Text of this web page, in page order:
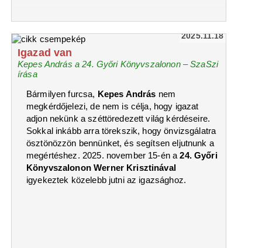
2025.11.18
Igazad van
Kepes András a 24. Győri Könyvszalonon – SzaSzi
írása
Bármilyen furcsa, Kepes András nem
megkérdőjelezi, de nem is célja, hogy igazat
adjon nekünk a széttöredezett világ kérdéseire.
Sokkal inkább arra törekszik, hogy önvizsgálatra
ösztönözzön bennünket, és segítsen eljutnunk a
megértéshez. 2025. november 15-én a24. Győri
Könyvszalonon Werner Krisztinával
igyekeztek közelebb jutni az igazsághoz.